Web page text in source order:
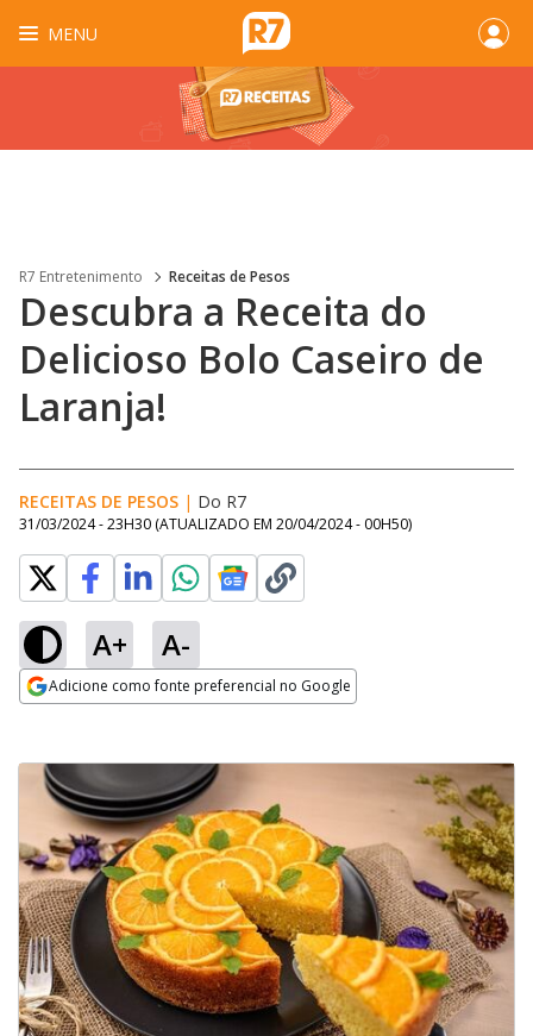
MENU
R7 Entretenimento Receitas de Pesos
Descubra a Receita do
Delicioso Bolo Caseiro de
Laranja!
RECEITAS DE PESOS | Do R7
31/03/2024 - 23H30 (ATUALIZADO EM 20/04/2024 - 00H50)
A+ A-
Adicione como fonte preferencial no Google